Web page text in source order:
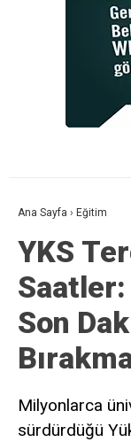
Ana Sayfa › Eğitim
YKS
Saatler:
Son
Milyonlarca
sürdürdüğü